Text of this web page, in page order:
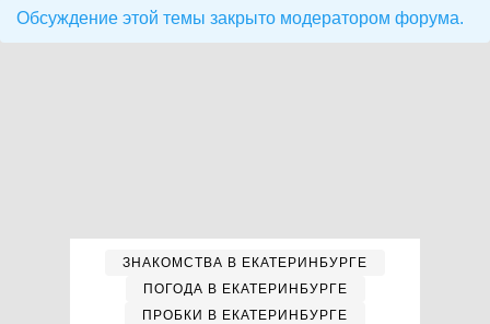
Обсуждение этой темы закрыто модератором форума.
ЗНАКОМСТВА В ЕКАТЕРИНБУРГЕ
ПОГОДА В ЕКАТЕРИНБУРГЕ
ПРОБКИ В ЕКАТЕРИНБУРГЕ